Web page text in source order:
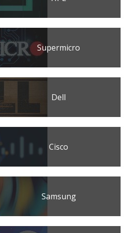
Supermicro
Dell
Cisco
Samsung